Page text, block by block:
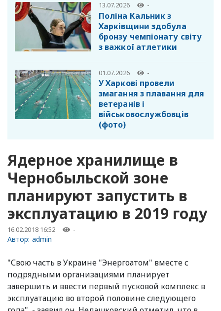
13.07.2026 -
Поліна Кальник з
Харківщини здобула
бронзу чемпіонату світу
з важкої атлетики
01.07.2026 -
У Харкові провели
змагання з плавання для
ветеранів і
військовослужбовців
(фото)
Ядерное хранилище в
Чернобыльской зоне
планируют запустить в
эксплуатацию в 2019 году
16.02.2018 16:52 -
Автор: admin
"Свою часть в Украине "Энергоатом" вместе с
подрядными организациями планирует
завершить и ввести первый пусковой комплекс в
эксплуатацию во второй половине следующего